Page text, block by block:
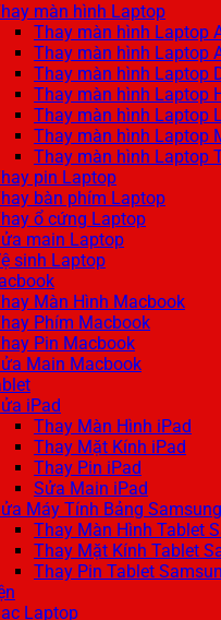
màn hình Laptop
Thay màn hình Laptop
Thay màn hình Laptop
Thay màn hình Laptop
Thay màn hình Laptop
Thay màn hình Laptop
Thay màn hình Laptop
Thay màn hình Laptop
pin Laptop
bàn phím Laptop
ổ cứng Laptop
main Laptop
sinh Laptop
Màn Hình Macbook
Phím Macbook
Pin Macbook
Main Macbook
iPad
Thay Màn Hình iPad
Thay Mặt Kính iPad
Thay Pin iPad
Sửa Main iPad
Máy Tính Bảng Samsung
Thay Màn Hình Tablet
Thay Mặt Kính Tablet
Thay Pin Tablet
Laptop